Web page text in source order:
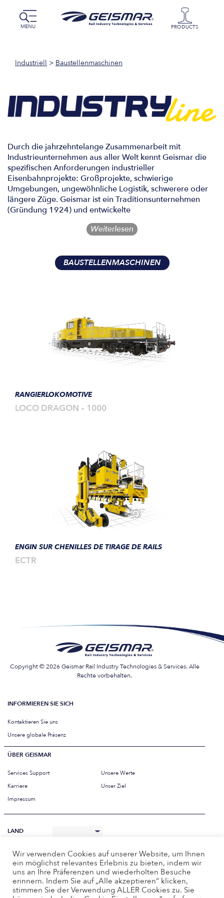
MENU PRODUCTS
Industriell > Baustellenmaschinen
Durch die jahrzehntelange Zusammenarbeit mit
Industrieunternehmen aus aller Welt kennt Geismar die
spezifischen Anforderungen industrieller
Eisenbahnprojekte: Großprojekte, schwierige
Umgebungen, ungewöhnliche Logistik, schwerere oder
längere Züge. Geismar ist ein Traditionsunternehmen
(Gründung 1924) und entwickelte
Weiterlesen
BAUSTELLENMASCHINEN
RANGIERLOKOMOTIVE
LOCO DRAGON – 1000
ENGIN SUR CHENILLES DE TIRAGE DE RAILS
ECTR
Copyright © 2026 Geismar Rail Industry Technologies & Services. Alle
Rechte vorbehalten.
INFORMIEREN SIE SICH
Kontaktieren Sie uns
Unsere globale Präsenz
ÜBER GEISMAR
Services Support
Unsere Werte
Karriere
Unser Ziel
Impressum
LAND
SPRACHE Deutsch
Wir verwenden Cookies auf unserer Website, um Ihnen
ein möglichst relevantes Erlebnis zu bieten, indem wir
uns an Ihre Präferenzen und wiederholten Besuche
erinnern. Indem Sie auf „Alle akzeptieren“ klicken,
stimmen Sie der Verwendung ALLER Cookies zu. Sie